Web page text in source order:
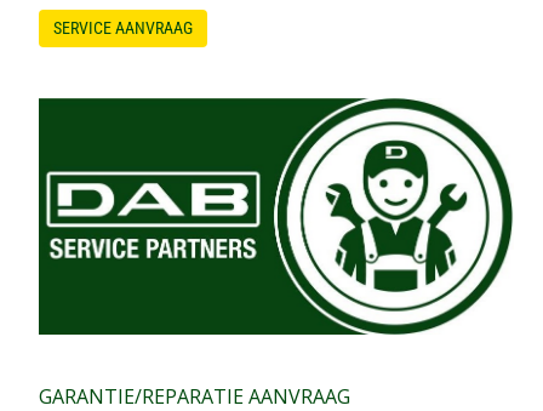
SERVICE AANVRAAG
GARANTIE/REPARATIE AANVRAAG